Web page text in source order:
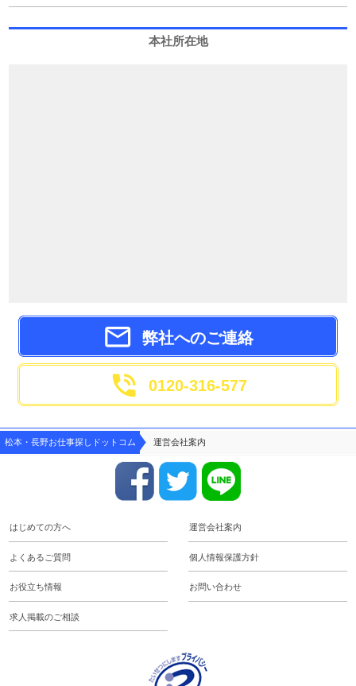
本社所在地
 弊社へのご連絡
 0120-316-577
松本・長野お仕事探しドットコム 運営会社案内
はじめての方へ 運営会社案内
よくあるご質問 個人情報保護方針
お役立ち情報 お問い合わせ
求人掲載のご相談